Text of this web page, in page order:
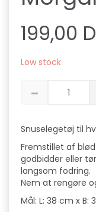
199,00
Low stock
Snuselegetøj til
Fremstillet af
godbidder eller
langsom fodring.
Nem at rengøre
Mål: L: 38 cm x B: